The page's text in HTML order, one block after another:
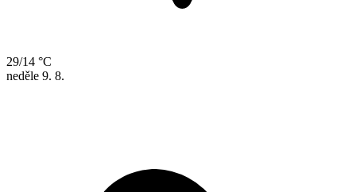
29/14 °C
neděle 9. 8.